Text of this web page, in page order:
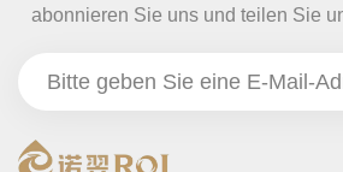
abonnieren Sie uns und teilen Sie